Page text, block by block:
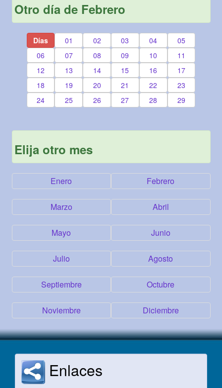
Otro día de Febrero
Días 01 02 03 04
05
06
07 08 09 10
11
12
13 14 15 16
17
18
19 20 21 22
23
24
25 26 27 28 29
Elija otro mes
Enero Febrero
Marzo Abril
Mayo Junio
Julio Agosto
Septiembre Octubre
Noviembre Diciembre
Enlaces